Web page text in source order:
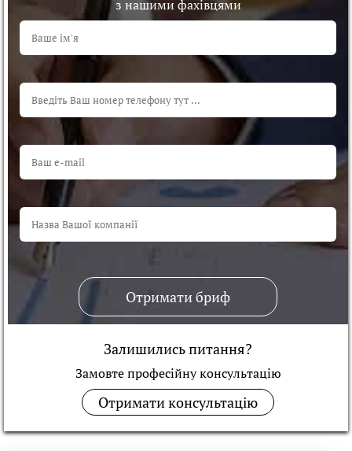
з нашими фахівцями
Отримати бриф
Залишились питання?
Замовте професійну консультацiю
Отримати консультацію